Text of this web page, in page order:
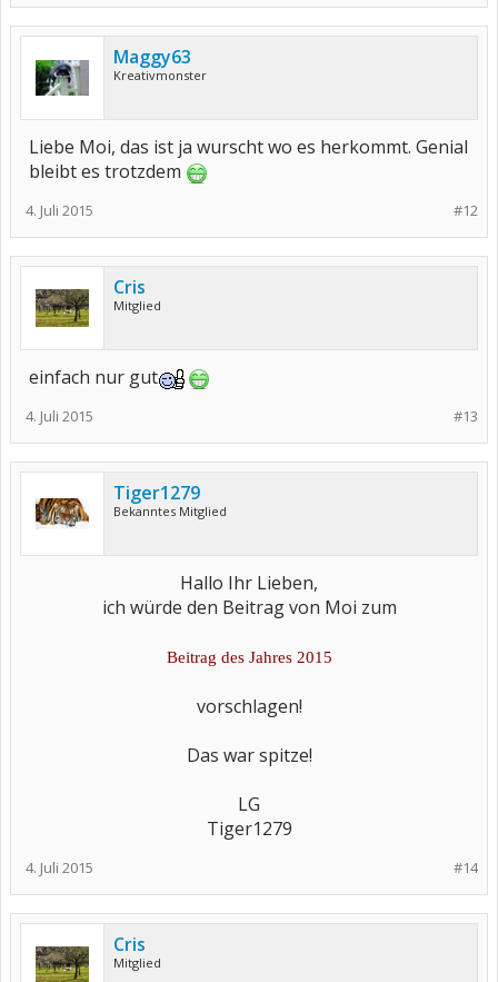
Maggy63
Kreativmonster
Liebe Moi, das ist ja wurscht wo es herkommt. Genial
bleibt es trotzdem
#12
4. Juli 2015
Cris
Mitglied
einfach nur gut
#13
4. Juli 2015
Tiger1279
Bekanntes Mitglied
Hallo Ihr Lieben,
ich würde den Beitrag von Moi zum
Beitrag des Jahres 2015
vorschlagen!
Das war spitze!
LG
Tiger1279​
#14
4. Juli 2015
Cris
Mitglied